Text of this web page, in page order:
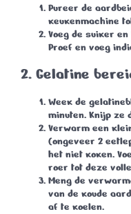
Pureer de
keukenmachine
Voeg de suiker
Proef en voeg
2. Gelatine
Week de
minuten. Knijp ze
Verwarm een
(ongeveer 2
het niet koken.
roer tot deze
Meng de
van de koude
af te koelen.